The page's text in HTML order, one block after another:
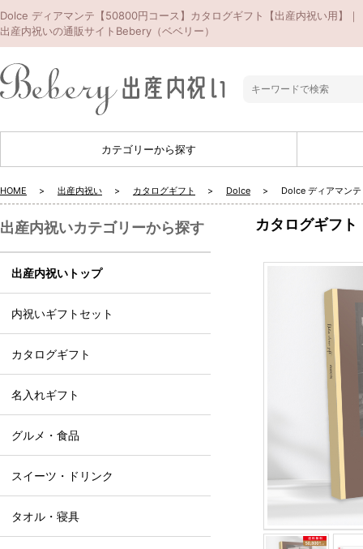
Dolce ディアマンテ【50800円コース】カタログギフト【出産内祝い用】｜
出産内祝いの通販サイトBebery（ベベリー）
カテゴリーから探す
HOME 出産内祝い カタログギフト Dolce Dolce ディアマン
カタログギフト
出産内祝いカテゴリーから探す
出産内祝いトップ
内祝いギフトセット
カタログギフト
名入れギフト
グルメ・食品
スイーツ・ドリンク
タオル・寝具